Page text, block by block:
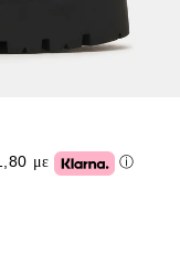
με
ⓘ